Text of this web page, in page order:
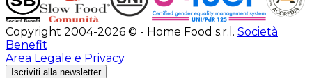
Copyright 2004-2026 © - Home Food s.r.l. Società
Benefit
Area Legale e Privacy
Iscriviti alla newsletter